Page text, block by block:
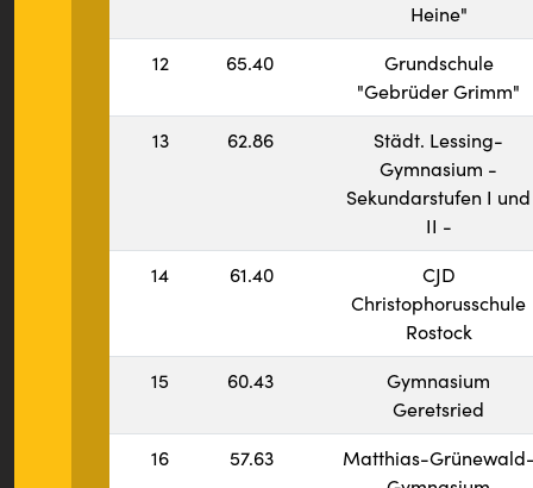
Heine"
12
65.40
Grundschule
"Gebrüder Grimm"
13
62.86
Städt. Lessing-
Gymnasium -
Sekundarstufen I und
II -
14
61.40
CJD
Christophorusschule
Rostock
15
60.43
Gymnasium
Geretsried
16
57.63
Matthias-